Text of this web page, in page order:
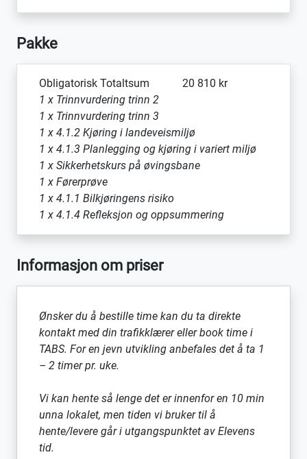
Pakke
Obligatorisk Totaltsum
20 810 kr
1 x Trinnvurdering trinn 2
1 x Trinnvurdering trinn 3
1 x 4.1.2 Kjøring i landeveismiljø
1 x 4.1.3 Planlegging og kjøring i variert miljø
1 x Sikkerhetskurs på øvingsbane
1 x Førerprøve
1 x 4.1.1 Bilkjøringens risiko
1 x 4.1.4 Refleksjon og oppsummering
Informasjon om priser
Ønsker du å bestille time kan du ta direkte
kontakt med din trafikklærer eller book time i
TABS. For en jevn utvikling anbefales det å ta 1
– 2 timer pr. uke.
Vi kan hente så lenge det er innenfor en 10 min
unna lokalet, men tiden vi bruker til å
hente/levere går i utgangspunktet av Elevens
tid.